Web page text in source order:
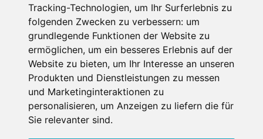
Tracking-Technologien, um Ihr Surferlebnis zu
folgenden Zwecken zu verbessern: um
grundlegende Funktionen der Website zu
ermöglichen, um ein besseres Erlebnis auf der
Website zu bieten, um Ihr Interesse an unseren
Produkten und Dienstleistungen zu messen
und Marketinginteraktionen zu
personalisieren, um Anzeigen zu liefern die für
Sie relevanter sind.
Impressum
Datenschutz
Nutzungsbedingungen